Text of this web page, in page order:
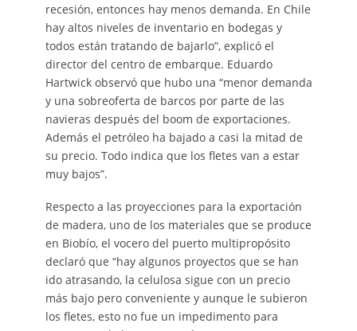
recesión, entonces hay menos demanda. En Chile
hay altos niveles de inventario en bodegas y
todos están tratando de bajarlo”, explicó el
director del centro de embarque. Eduardo
Hartwick observó que hubo una “menor demanda
y una sobreoferta de barcos por parte de las
navieras después del boom de exportaciones.
Además el petróleo ha bajado a casi la mitad de
su precio. Todo indica que los fletes van a estar
muy bajos”.
Respecto a las proyecciones para la exportación
de madera, uno de los materiales que se produce
en Biobío, el vocero del puerto multipropósito
declaró que “hay algunos proyectos que se han
ido atrasando, la celulosa sigue con un precio
más bajo pero conveniente y aunque le subieron
los fletes, esto no fue un impedimento para